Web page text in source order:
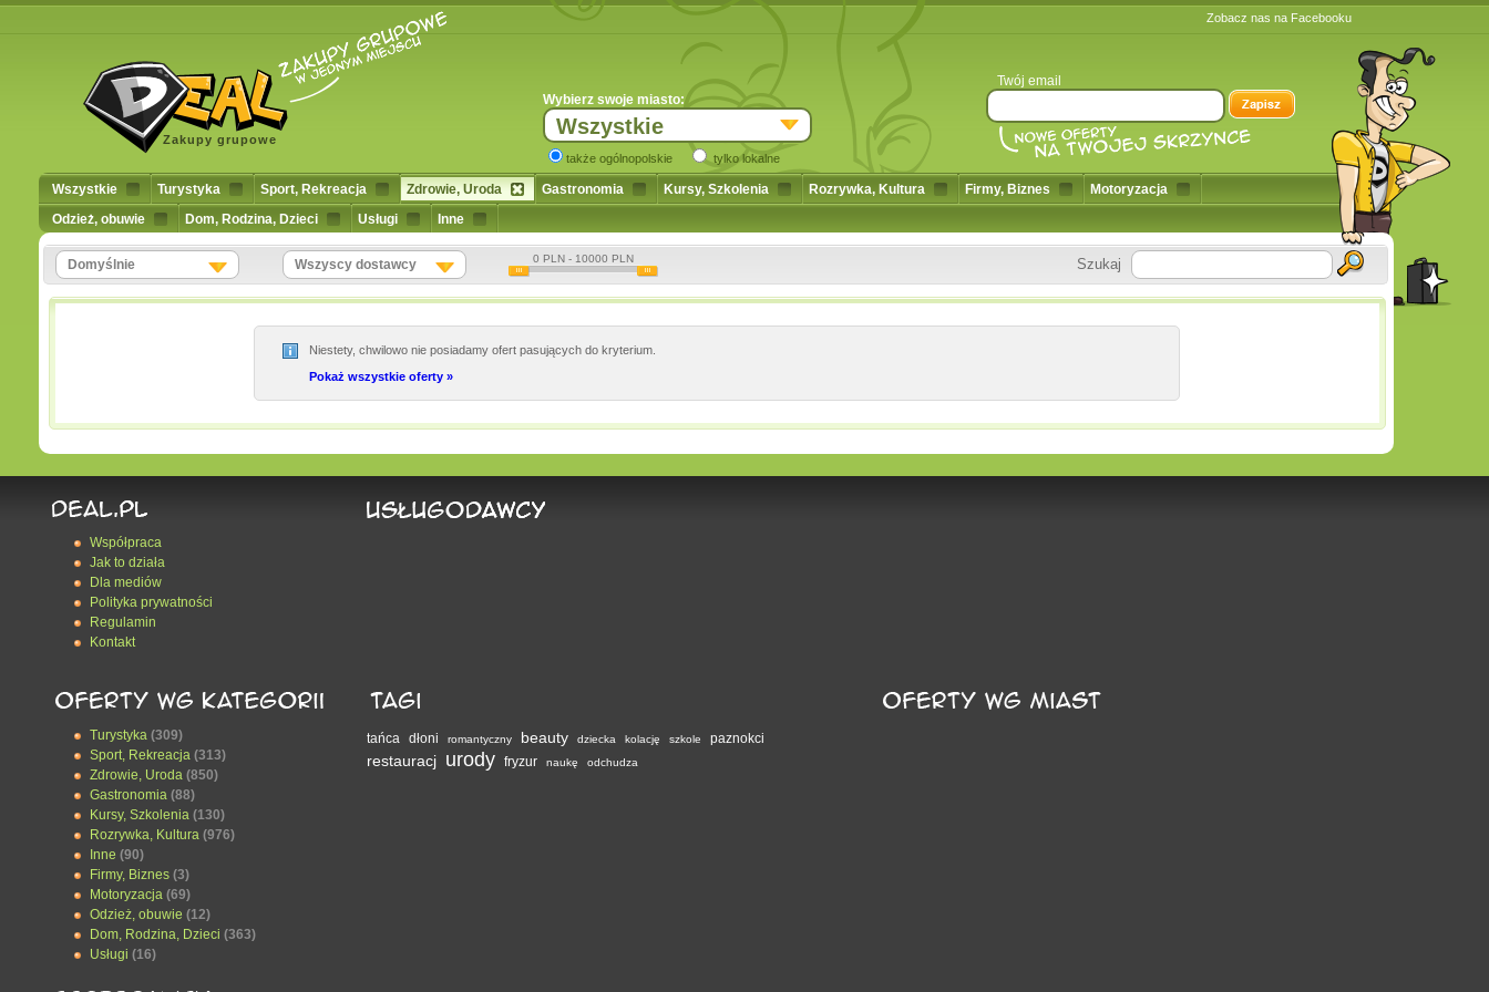
Zakupy grupowe
Wybierz swoje miasto:
Wszystkie
także ogólnopolskie tylko lokalne
Twój email
Zobacz nas na Facebooku
Wszystkie Turystyka Sport, Rekreacja Zdrowie, Uroda Gastronomia Kursy, Szkolenia Rozrywka, Kultura Firmy, Biznes
Motoryzacja
Odzież, obuwie
Dom, Rodzina, Dzieci Usługi Inne
Domyślnie Wszyscy dostawcy 0 PLN - 10000 PLN Szukaj
Niestety, chwilowo nie posiadamy ofert pasujących do kryterium.
Pokaż wszystkie oferty »
Współpraca
Jak to działa
Dla mediów
Polityka prywatności
Regulamin
Kontakt
Turystyka (309)
Sport, Rekreacja (313)
Zdrowie, Uroda (850)
Gastronomia (88)
Kursy, Szkolenia (130)
Rozrywka, Kultura (976)
Inne (90)
Firmy, Biznes (3)
Motoryzacja (69)
Odzież, obuwie (12)
Dom, Rodzina, Dzieci (363)
Usługi (16)
tańca dłoni romantyczny beauty dziecka kolację szkole paznokci
restauracj urody fryzur naukę odchudza